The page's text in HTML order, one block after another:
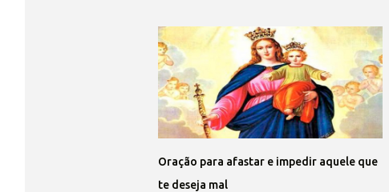
Oração para afastar e impedir aquele que
te deseja mal